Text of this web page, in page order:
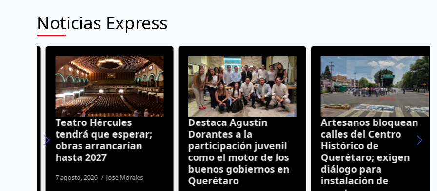
Noticias Express
Teatro Hércules
tendrá que esperar;
obras arrancarían
hasta 2027
7 agosto, 2026 José Morales
Destaca Agustín
Dorantes a la
participación juvenil
como el motor de los
buenos gobiernos en
Querétaro
Artesanos bloquean
calles del Centro
Histórico de
Querétaro; exigen
diálogo para
instalación de